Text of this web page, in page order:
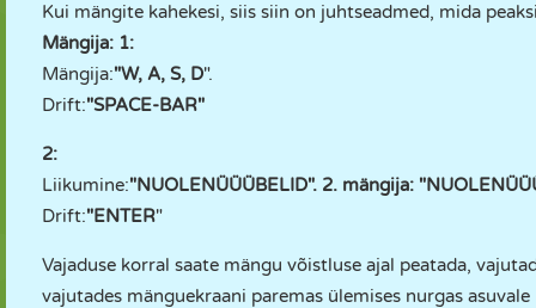
Kui mängite kahekesi, siis siin on juhtseadmed, mida
Mängija: 1:
Mängija:"W, A, S, D".
Drift:"SPACE-BAR"
2:
Liikumine:"NUOLENÜÜÜBELID". 2. mängija:
Drift:"ENTER"
Vajaduse korral saate mängu võistluse ajal peatada,
vajutades mänguekraani paremas ülemises nurgas